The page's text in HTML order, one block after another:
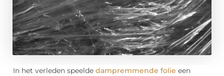
In het verleden speelde dampremmende folie een